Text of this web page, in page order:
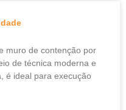
muro de contenção por
de técnica moderna e
é ideal para execução